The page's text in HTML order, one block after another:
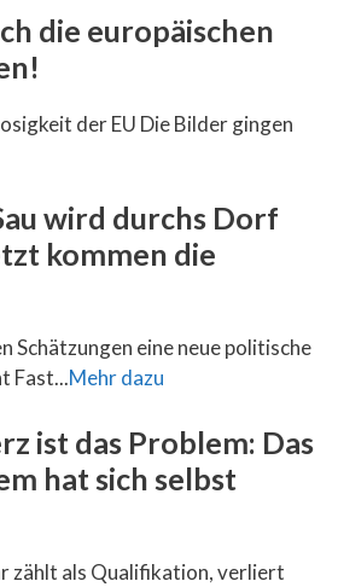
die europäischen
der EU Die Bilder gingen
wird durchs Dorf
kommen die
Schätzungen eine neue politische
Fast...Mehr dazu
ist das Problem: Das
hat sich selbst
zählt als Qualifikation, verliert